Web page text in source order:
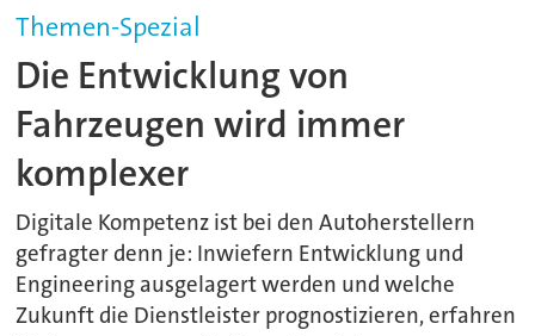
Themen-Spezial
Die Entwicklung von
Fahrzeugen wird immer
komplexer
Digitale Kompetenz ist bei den Autoherstellern
gefragter denn je: Inwiefern Entwicklung und
Engineering ausgelagert werden und welche
Zukunft die Dienstleister prognostizieren, erfahren